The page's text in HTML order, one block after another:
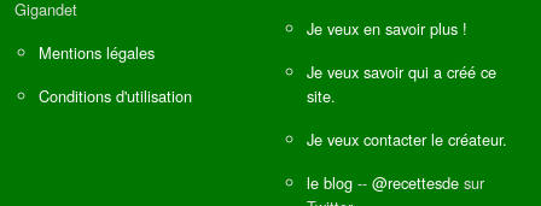
Gigandet
Mentions légales
Conditions d'utilisation
Je veux en savoir plus !
Je veux savoir qui a créé ce
site.
Je veux contacter le créateur.
le blog -- @recettesde sur